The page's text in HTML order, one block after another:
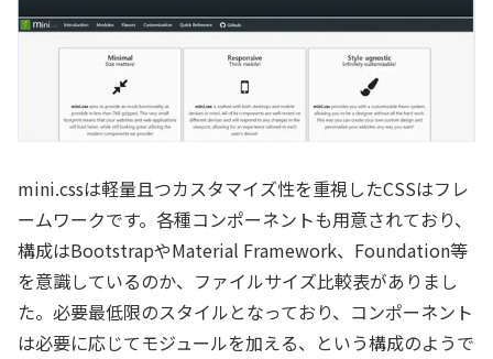
mini.cssは軽量且つカスタマイズ性を重視したCSSはフレ
ームワークです。各種コンポーネントも用意されており、
構成はBootstrapやMaterial Framework、Foundation等
を意識しているのか、ファイルサイズ比較表がありまし
た。必要最低限のスタイルとなっており、コンポーネント
は必要に応じてモジュールを加える、という構成のようで